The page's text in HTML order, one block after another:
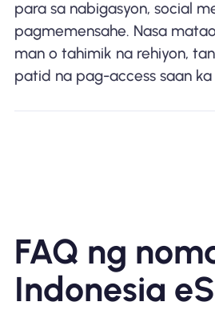
para sa nabigasyon, social
pagmemensahe. Nasa
man o tahimik na rehiyon,
patid na pag-access saan
FAQ ng
Indonesia